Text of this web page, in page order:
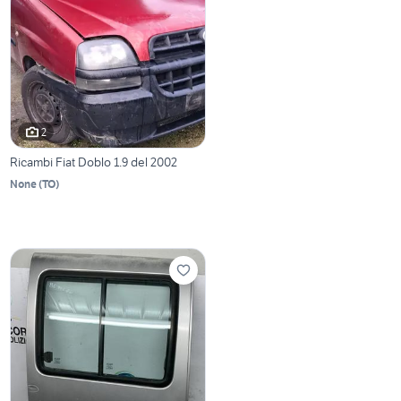
2
Ricambi Fiat Doblo 1.9 del 2002
None(TO)